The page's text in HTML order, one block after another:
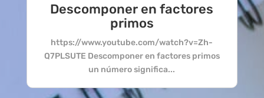
Descomponer en factores
primos
https://www.youtube.com/watch?v=Zh-
Q7PLSUTE Descomponer en factores primos
un número significa...